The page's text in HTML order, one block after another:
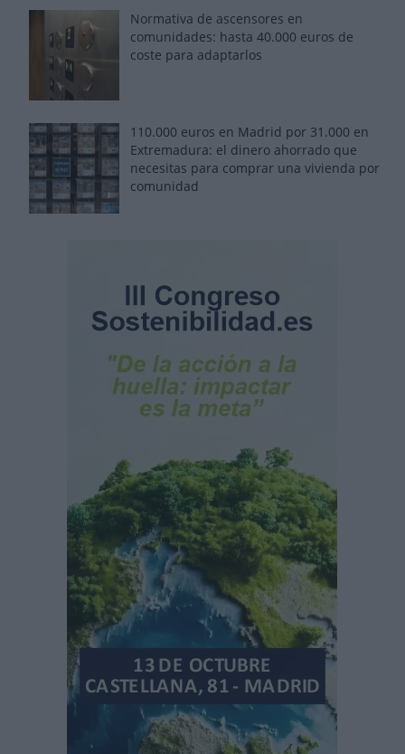
Normativa de ascensores en
comunidades: hasta 40.000 euros de
coste para adaptarlos
110.000 euros en Madrid por 31.000 en
Extremadura: el dinero ahorrado que
necesitas para comprar una vivienda por
comunidad